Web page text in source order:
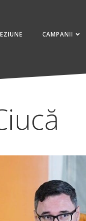
CAMPANII